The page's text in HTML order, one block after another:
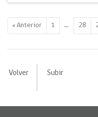
« Anterior 1 … 28
Volver Subir